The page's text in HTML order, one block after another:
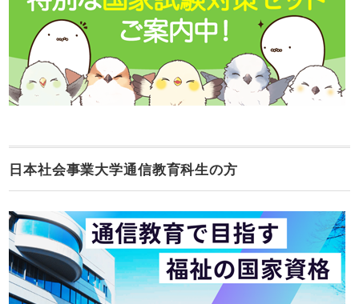
日本社会事業大学通信教育科生の方